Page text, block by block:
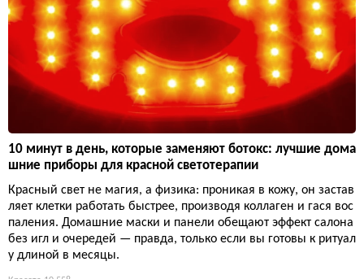
10 минут в день, которые заменяют ботокс: лучшие дома
шние приборы для красной светотерапии
Красный свет не магия, а физика: проникая в кожу, он застав
ляет клетки работать быстрее, производя коллаген и гася вос
паления. Домашние маски и панели обещают эффект салона
без игл и очередей — правда, только если вы готовы к ритуал
у длиной в месяцы.